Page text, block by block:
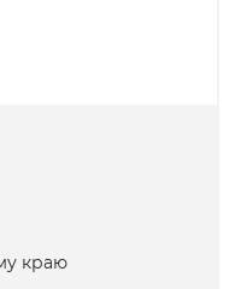
он особенно
приходят
краю